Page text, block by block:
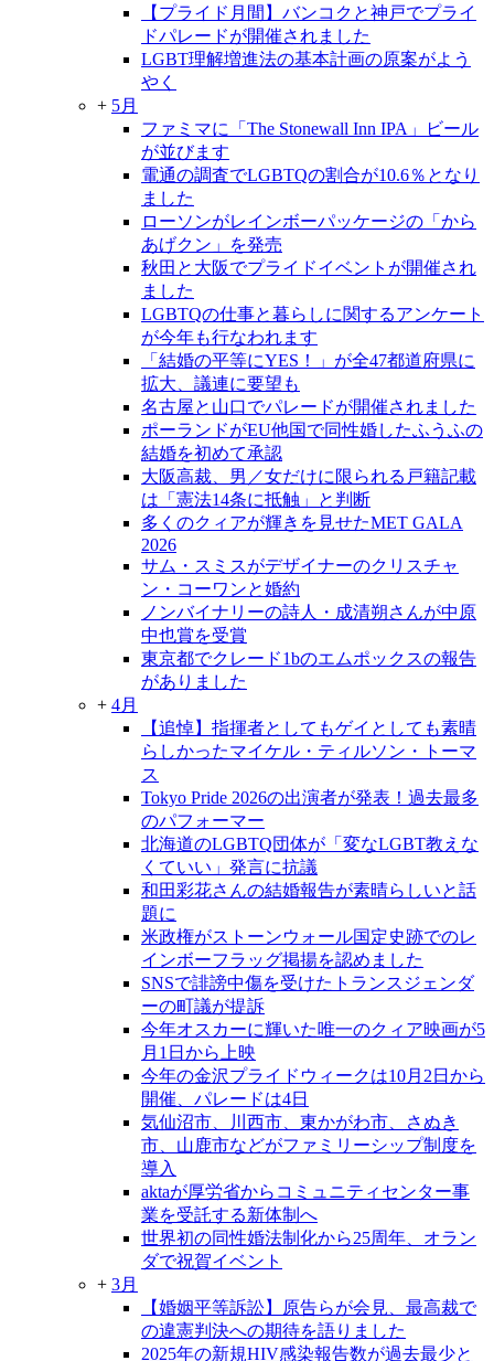
【プライド月間】バンコクと神戸でプライ
ドパレードが開催されました
LGBT理解増進法の基本計画の原案がよう
やく
+ 5月
ファミマに「The Stonewall Inn IPA」ビール
が並びます
電通の調査でLGBTQの割合が10.6％となり
ました
ローソンがレインボーパッケージの「から
あげクン」を発売
秋田と大阪でプライドイベントが開催され
ました
LGBTQの仕事と暮らしに関するアンケート
が今年も行なわれます
「結婚の平等にYES！」が全47都道府県に
拡大、議連に要望も
名古屋と山口でパレードが開催されました
ポーランドがEU他国で同性婚したふうふの
結婚を初めて承認
大阪高裁、男／女だけに限られる戸籍記載
は「憲法14条に抵触」と判断
多くのクィアが輝きを見せたMET GALA
2026
サム・スミスがデザイナーのクリスチャ
ン・コーワンと婚約
ノンバイナリーの詩人・成清朔さんが中原
中也賞を受賞
東京都でクレード1bのエムポックスの報告
がありました
+ 4月
【追悼】指揮者としてもゲイとしても素晴
らしかったマイケル・ティルソン・トーマ
ス
Tokyo Pride 2026の出演者が発表！過去最多
のパフォーマー
北海道のLGBTQ団体が「変なLGBT教えな
くていい」発言に抗議
和田彩花さんの結婚報告が素晴らしいと話
題に
米政権がストーンウォール国定史跡でのレ
インボーフラッグ掲揚を認めました
SNSで誹謗中傷を受けたトランスジェンダ
ーの町議が提訴
今年オスカーに輝いた唯一のクィア映画が5
月1日から上映
今年の金沢プライドウィークは10月2日から
開催、パレードは4日
気仙沼市、川西市、東かがわ市、さぬき
市、山鹿市などがファミリーシップ制度を
導入
aktaが厚労省からコミュニティセンター事
業を受託する新体制へ
世界初の同性婚法制化から25周年、オラン
ダで祝賀イベント
+ 3月
【婚姻平等訴訟】原告らが会見、最高裁で
の違憲判決への期待を語りました
2025年の新規HIV感染報告数が過去最少と